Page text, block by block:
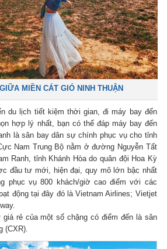
MIỀN CÁT GIÓ NINH THUẬN
du lịch tiết kiệm thời gian, đi máy bay đến
hợp lý nhất, bạn có thể đáp máy bay đến
là sân bay dân sự chính phục vụ cho tỉnh
Nam Trung Bộ nằm ở đường Nguyễn Tất
Ranh, tỉnh Khánh Hòa do quân đội Hoa Kỳ
đầu tư mới, hiện đại, quy mô lớn bậc nhất
phục vụ 800 khách/giờ cao điểm với các
động tại đây đó là Vietnam Airlines; Vietjet
rẻ của một số chặng có điểm đến là sân
(CXR).